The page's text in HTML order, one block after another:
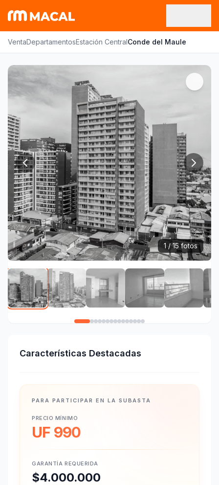
VentaDepartamentosEstación CentralConde del Maule
1 / 15 fotos
Características Destacadas
PARA PARTICIPAR EN LA SUBASTA
PRECIO MÍNIMO
UF 990
GARANTÍA REQUERIDA
$4.000.000